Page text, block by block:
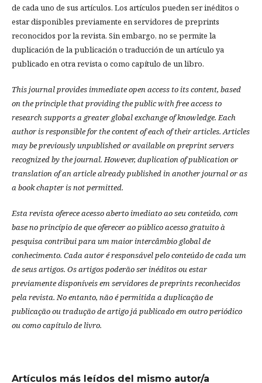
de cada uno de sus artículos. Los artículos pueden ser inéditos o
estar disponibles previamente en servidores de preprints
reconocidos por la revista. Sin embargo, no se permite la
duplicación de la publicación o traducción de un artículo ya
publicado en otra revista o como capítulo de un libro.
This journal provides immediate open access to its content, based
on the principle that providing the public with free access to
research supports a greater global exchange of knowledge. Each
author is responsible for the content of each of their articles. Articles
may be previously unpublished or available on preprint servers
recognized by the journal. However, duplication of publication or
translation of an article already published in another journal or as
a book chapter is not permitted.
Esta revista oferece acesso aberto imediato ao seu conteúdo, com
base no princípio de que oferecer ao público acesso gratuito à
pesquisa contribui para um maior intercâmbio global de
conhecimento. Cada autor é responsável pelo conteúdo de cada um
de seus artigos. Os artigos poderão ser inéditos ou estar
previamente disponíveis em servidores de preprints reconhecidos
pela revista. No entanto, não é permitida a duplicação de
publicação ou tradução de artigo já publicado em outro periódico
ou como capítulo de livro.
Artículos más leídos del mismo autor/a